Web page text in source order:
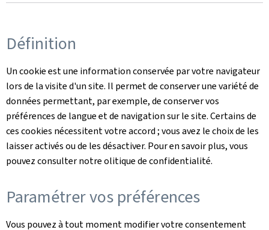
Définition
Un cookie est une information conservée par votre navigateur
lors de la visite d'un site. Il permet de conserver une variété de
données permettant, par exemple, de conserver vos
préférences de langue et de navigation sur le site. Certains de
ces cookies nécessitent votre accord ; vous avez le choix de les
laisser activés ou de les désactiver. Pour en savoir plus, vous
pouvez consulter notre olitique de confidentialité.
Paramétrer vos préférences
Vous pouvez à tout moment modifier votre consentement